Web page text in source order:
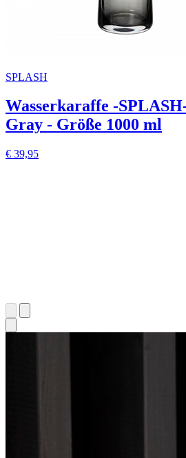
SPLASH
Wasserkaraffe -
Gray - Größe 1000 ml
€ 39,95